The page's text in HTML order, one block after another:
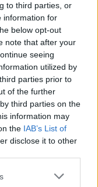
to third parties, or
information for
below opt-out
note that after your
seeing
utilized by
parties prior to
of the further
third parties on the
information may
the IAB’s List of
disclose it to other
or more Google
και χορό